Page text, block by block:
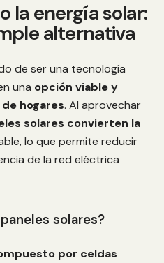
la energía solar:
alternativa
de ser una tecnología
una opción viable y
hogares. Al aprovechar
solares convierten la
lo que permite reducir
de la red eléctrica
solares?
por celdas